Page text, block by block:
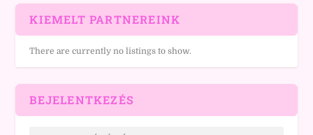
KIEMELT PARTNEREINK
There are currently no listings to show.
BEJELENTKEZÉS